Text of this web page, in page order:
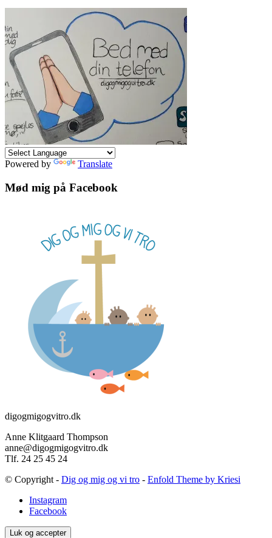
Powered by Translate
Mød mig på Facebook
digogmigogvitro.dk
Anne Klitgaard Thompson
anne@digogmigogvitro.dk
Tlf. 24 25 45 24
© Copyright - Dig og mig og vi tro - Enfold Theme by Kriesi
Instagram
Facebook